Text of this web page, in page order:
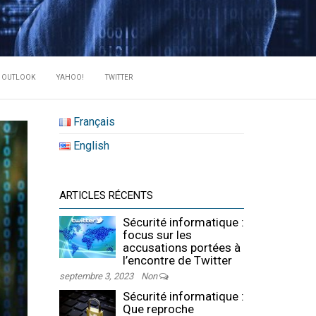
DES
OUTLOOK YAHOO! TWITTER
Français
English
ARTICLES RÉCENTS
Sécurité informatique :
focus sur les
accusations portées à
l’encontre de Twitter
septembre 3, 2023 Non
Sécurité informatique :
Que reproche